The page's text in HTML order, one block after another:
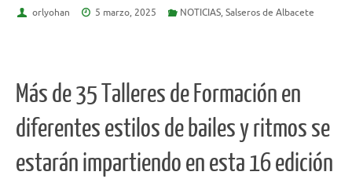
orlyohan 5 marzo, 2025 NOTICIAS, Salseros de Albacete
Más de 35 Talleres de Formación en
diferentes estilos de bailes y ritmos se
estarán impartiendo en esta 16 edición